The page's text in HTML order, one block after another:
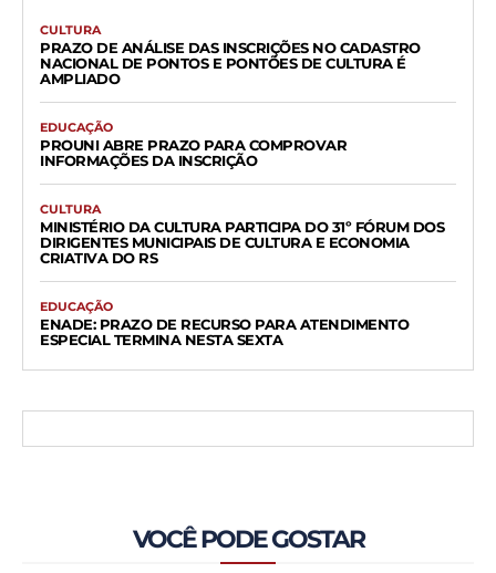
CULTURA
PRAZO DE ANÁLISE DAS INSCRIÇÕES NO CADASTRO
NACIONAL DE PONTOS E PONTÕES DE CULTURA É
AMPLIADO
EDUCAÇÃO
PROUNI ABRE PRAZO PARA COMPROVAR
INFORMAÇÕES DA INSCRIÇÃO
CULTURA
MINISTÉRIO DA CULTURA PARTICIPA DO 31º FÓRUM DOS
DIRIGENTES MUNICIPAIS DE CULTURA E ECONOMIA
CRIATIVA DO RS
EDUCAÇÃO
ENADE: PRAZO DE RECURSO PARA ATENDIMENTO
ESPECIAL TERMINA NESTA SEXTA
VOCÊ PODE GOSTAR